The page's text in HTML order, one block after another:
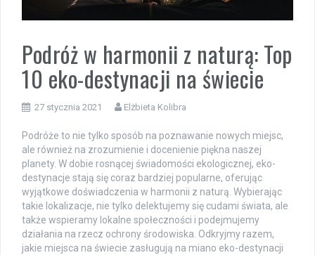
Podróż w harmonii z naturą: Top
10 eko-destynacji na świecie
27 stycznia 2021 Elżbieta Kolibra
Podróże to nie tylko sposób na poznawanie nowych miejsc,
ale również na zrozumienie i docenienie piękna naszej
planety. W dobie rosnącej świadomości ekologicznej, eko-
destynacje stają się coraz bardziej popularne, oferując
wyjątkowe doświadczenia w harmonii z naturą. Wybierając
takie lokalizacje, nie tylko delektujemy się cudami świata, ale
także wspieramy lokalne społeczności i podejmujemy
działania na rzecz ochrony środowiska. Odkryjmy razem,
jakie miejsca na świecie zasługują na miano eko-destynacji